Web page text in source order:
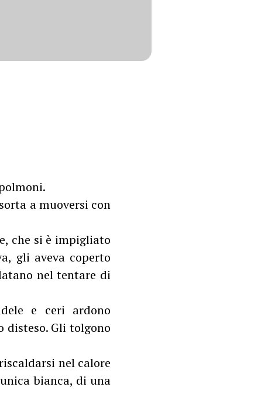
a muoversi con
che si è impigliato
gli aveva coperto
nel tentare di
e ceri ardono
Gli tolgono
nel calore
bianca, di una